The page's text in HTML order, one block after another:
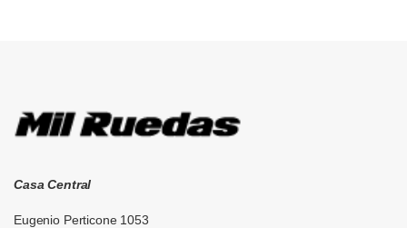
Casa Central
Eugenio Perticone 1053